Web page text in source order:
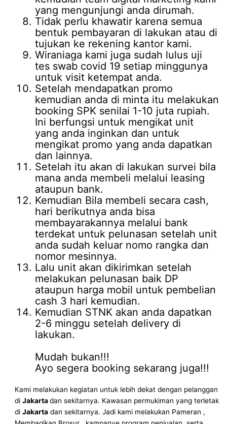
yang mengunjungi anda dirumah.
Tidak perlu khawatir karena semua
bentuk pembayaran di lakukan atau di
tujukan ke rekening kantor kami.
Wiraniaga kami juga sudah lulus uji
tes swab covid 19 setiap minggunya
untuk visit ketempat anda.
Setelah mendapatkan promo
kemudian anda di minta itu melakukan
booking SPK senilai 1-10 juta rupiah.
Ini berfungsi untuk mengikat unit
yang anda inginkan dan untuk
mengikat promo yang anda dapatkan
dan lainnya.
Setelah itu akan di lakukan survei bila
mana anda membeli melalui leasing
ataupun bank.
Kemudian Bila membeli secara cash,
hari berikutnya anda bisa
membayarakannya melalui bank
terdekat untuk pelunasan setelah unit
anda sudah keluar nomo rangka dan
nomor mesinnya.
Lalu unit akan dikirimkan setelah
melakukan pelunasan baik DP
ataupun harga mobil untuk pembelian
cash 3 hari kemudian.
Kemudian STNK akan anda dapatkan
2-6 minggu setelah delivery di
lakukan.
Mudah bukan!!!
Ayo segera booking sekarang juga!!!
Kami melakukan kegiatan untuk lebih dekat dengan pelanggan
diJakartadan sekitarnya. Kawasan permukiman yang terletak
diJakarta dan sekitarnya. Jadi kami melakukan Pameran ,